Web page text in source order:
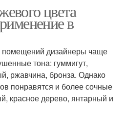
цвета
в
дизайнеры чаще
тона: гуммигут,
ржавчина, бронза. Однако
понравятся и более сочные
красное дерево, янтарный и